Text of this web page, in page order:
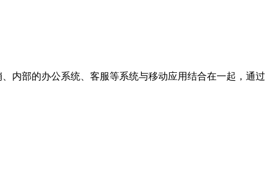
内部的办公系统、客服等系统与移动应用结合在一起，通过